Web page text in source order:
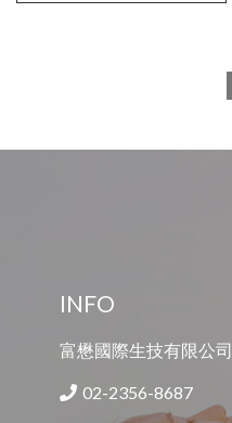
INFO
富懋國際生技有限公司
02-2356-8687